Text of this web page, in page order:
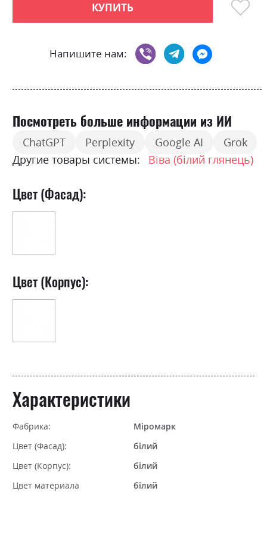
КУПИТЬ
Напишите нам:
Посмотреть больше информации из ИИ
ChatGPT Perplexity Google AI
Grok
Другие товары системы:
Віва (білий глянець)
Цвет (Фасад):
Цвет (Корпус):
Характеристики
Фабрика:
Міромарк
Цвет (Фасад):
білий
Цвет (Корпус):
білий
Цвет материала
білий